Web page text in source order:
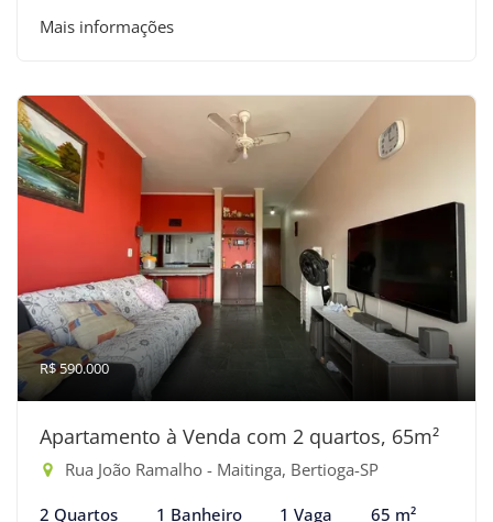
Mais informações
R$ 590.000
Apartamento à Venda com 2 quartos, 65m²
Rua João Ramalho - Maitinga, Bertioga-SP
2 Quartos 1 Banheiro 1 Vaga 65 m²